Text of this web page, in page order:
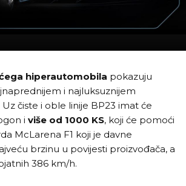
hiperautomobila pokazuju
i najluksuznijem
čiste i oble linije BP23 imat će
i više od 1000 KS, koji će pomoći
McLarena F1 koji je davne
brzinu u povijesti proizvođača, a
386 km/h.